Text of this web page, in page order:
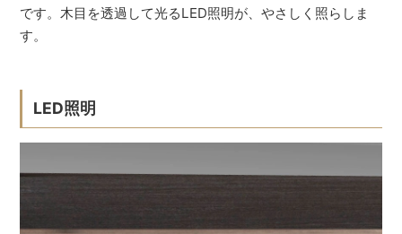
です。木目を透過して光るLED照明が、やさしく照らしま
す。
LED照明